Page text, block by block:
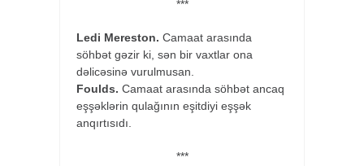
***
Ledi Mereston. Camaat arasında
söhbət gəzir ki, sən bir vaxtlar ona
dəlicəsinə vurulmusan.
Foulds. Camaat arasında söhbət ancaq
eşşəklərin qulağının eşitdiyi eşşək
anqırtısıdı.
***